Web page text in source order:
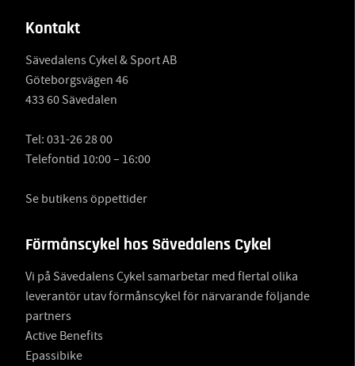
Kontakt
Sävedalens Cykel & Sport AB
Göteborgsvägen 46
433 60 Sävedalen
Tel: 031-26 28 00
Telefontid 10:00 – 16:00
Se butikens öppettider
Förmånscykel hos Sävedalens Cykel
Vi på Sävedalens Cykel samarbetar med flertal olika
leverantör utav förmånscykel för närvarande följande
partners
Active Benefits
Epassibike